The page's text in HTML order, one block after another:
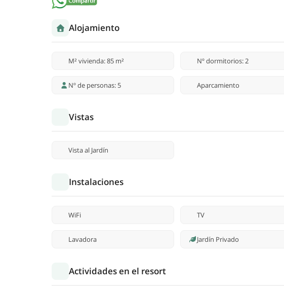
Alojamiento
M² vivienda: 85 m² Nº dormitorios: 2
Nº de personas: 5 Aparcamiento
Vistas
Vista al Jardín
Instalaciones
WiFi TV
Lavadora Jardín Privado
Actividades en el resort